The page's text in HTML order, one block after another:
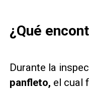
¿Qué
Durante la
panfleto, el cual